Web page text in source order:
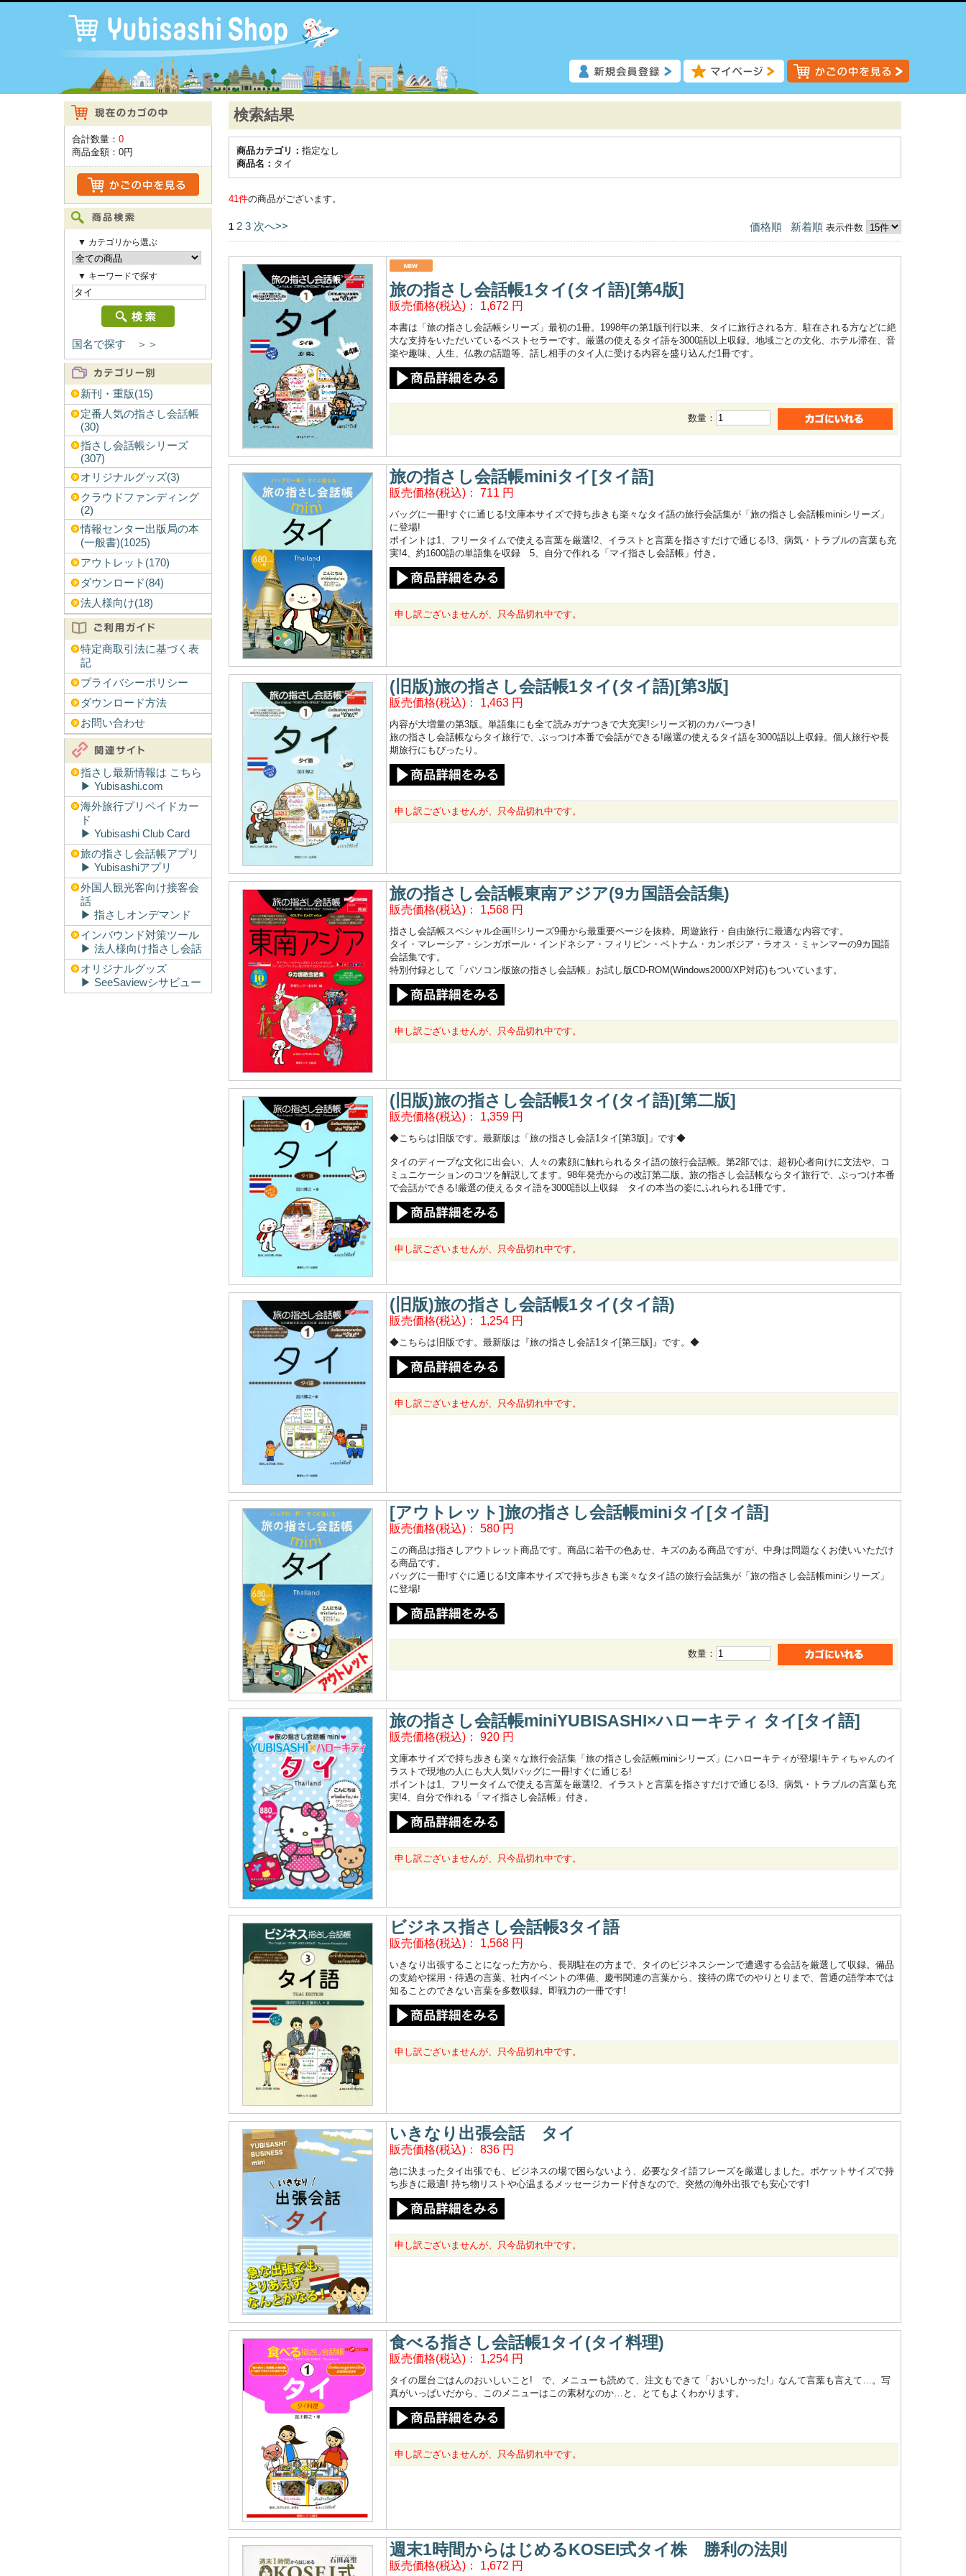
合計数量： 0
商品金額： 0円
▼ カテゴリから選ぶ
▼ キーワードで探す
国名で探す ＞＞
新刊・重版(15)
定番人気の指さし会話帳
(30)
指さし会話帳シリーズ
(307)
オリジナルグッズ(3)
クラウドファンディング
(2)
情報センター出版局の本
(一般書)(1025)
アウトレット(170)
ダウンロード(84)
法人様向け(18)
特定商取引法に基づく表
記
プライバシーポリシー
ダウンロード方法
お問い合わせ
指さし最新情報は こちら
▶︎ Yubisashi.com
海外旅行プリペイドカー
ド
▶︎ Yubisashi Club Card
旅の指さし会話帳アプリ
▶︎ Yubisashiアプリ
外国人観光客向け接客会
話
▶︎ 指さしオンデマンド
インバウンド対策ツール
▶︎ 法人様向け指さし会話
オリジナルグッズ
▶︎ SeeSaviewシサビュー
検索結果
商品カテゴリ： 指定なし
商品名： タイ
41件の商品がございます。
価格順 新着順 表示件数
1 2 3 次へ>>
旅の指さし会話帳1タイ(タイ語)[第4版]
販売価格(税込)： 1,672 円
本書は「旅の指さし会話帳シリーズ」最初の1冊。1998年の第1版刊行以来、タイに旅行される方、駐在される方などに絶
大な支持をいただいているベストセラーです。厳選の使えるタイ語を3000語以上収録。地域ごとの文化、ホテル滞在、音
楽や趣味、人生、仏教の話題等、話し相手のタイ人に受ける内容を盛り込んだ1冊です。
数量：
旅の指さし会話帳miniタイ[タイ語]
販売価格(税込)： 711 円
バッグに一冊!すぐに通じる!文庫本サイズで持ち歩きも楽々なタイ語の旅行会話集が「旅の指さし会話帳miniシリーズ」
に登場!
ポイントは1、フリータイムで使える言葉を厳選!2、イラストと言葉を指さすだけで通じる!3、病気・トラブルの言葉も充
実!4、約1600語の単語集を収録 5、自分で作れる「マイ指さし会話帳」付き。
申し訳ございませんが、只今品切れ中です。
(旧版)旅の指さし会話帳1タイ(タイ語)[第3版]
販売価格(税込)： 1,463 円
内容が大増量の第3版。単語集にも全て読みガナつきで大充実!シリーズ初のカバーつき!
旅の指さし会話帳ならタイ旅行で、ぶっつけ本番で会話ができる!厳選の使えるタイ語を3000語以上収録。個人旅行や長
期旅行にもぴったり。
申し訳ございませんが、只今品切れ中です。
旅の指さし会話帳東南アジア(9カ国語会話集)
販売価格(税込)： 1,568 円
指さし会話帳スペシャル企画!!シリーズ9冊から最重要ページを抜粋。周遊旅行・自由旅行に最適な内容です。
タイ・マレーシア・シンガポール・インドネシア・フィリピン・ベトナム・カンボジア・ラオス・ミャンマーの9カ国語
会話集です。
特別付録として「パソコン版旅の指さし会話帳」お試し版CD‐ROM(Windows2000/XP対応)もついています。
申し訳ございませんが、只今品切れ中です。
(旧版)旅の指さし会話帳1タイ(タイ語)[第二版]
販売価格(税込)： 1,359 円
◆こちらは旧版です。最新版は「旅の指さし会話1タイ[第3版]」です◆
タイのディープな文化に出会い、人々の素顔に触れられるタイ語の旅行会話帳。第2部では、超初心者向けに文法や、コ
ミュニケーションのコツを解説してます。98年発売からの改訂第二版。旅の指さし会話帳ならタイ旅行で、ぶっつけ本番
で会話ができる!厳選の使えるタイ語を3000語以上収録 タイの本当の姿にふれられる1冊です。
申し訳ございませんが、只今品切れ中です。
(旧版)旅の指さし会話帳1タイ(タイ語)
販売価格(税込)： 1,254 円
◆こちらは旧版です。最新版は『旅の指さし会話1タイ[第三版]』です。◆
申し訳ございませんが、只今品切れ中です。
[アウトレット]旅の指さし会話帳miniタイ[タイ語]
販売価格(税込)： 580 円
この商品は指さしアウトレット商品です。商品に若干の色あせ、キズのある商品ですが、中身は問題なくお使いいただけ
る商品です。
バッグに一冊!すぐに通じる!文庫本サイズで持ち歩きも楽々なタイ語の旅行会話集が「旅の指さし会話帳miniシリーズ」
に登場!
数量：
旅の指さし会話帳miniYUBISASHI×ハローキティ タイ[タイ語]
販売価格(税込)： 920 円
文庫本サイズで持ち歩きも楽々な旅行会話集「旅の指さし会話帳miniシリーズ」にハローキティが登場!キティちゃんのイ
ラストで現地の人にも大人気!バッグに一冊!すぐに通じる!
ポイントは1、フリータイムで使える言葉を厳選!2、イラストと言葉を指さすだけで通じる!3、病気・トラブルの言葉も充
実!4、自分で作れる「マイ指さし会話帳」付き。
申し訳ございませんが、只今品切れ中です。
ビジネス指さし会話帳3タイ語
販売価格(税込)： 1,568 円
いきなり出張することになった方から、長期駐在の方まで、タイのビジネスシーンで遭遇する会話を厳選して収録。備品
の支給や採用・待遇の言葉、社内イベントの準備、慶弔関連の言葉から、接待の席でのやりとりまで、普通の語学本では
知ることのできない言葉を多数収録。即戦力の一冊です!
申し訳ございませんが、只今品切れ中です。
いきなり出張会話 タイ
販売価格(税込)： 836 円
急に決まったタイ出張でも、ビジネスの場で困らないよう、必要なタイ語フレーズを厳選しました。ポケットサイズで持
ち歩きに最適! 持ち物リストや心温まるメッセージカード付きなので、突然の海外出張でも安心です!
申し訳ございませんが、只今品切れ中です。
食べる指さし会話帳1タイ(タイ料理)
販売価格(税込)： 1,254 円
タイの屋台ごはんのおいしいこと! で、メニューも読めて、注文もできて「おいしかった!」なんて言葉も言えて…。写
真がいっぱいだから、このメニューはこの素材なのか…と、とてもよくわかります。
申し訳ございませんが、只今品切れ中です。
週末1時間からはじめるKOSEI式タイ株 勝利の法則
販売価格(税込)： 1,672 円